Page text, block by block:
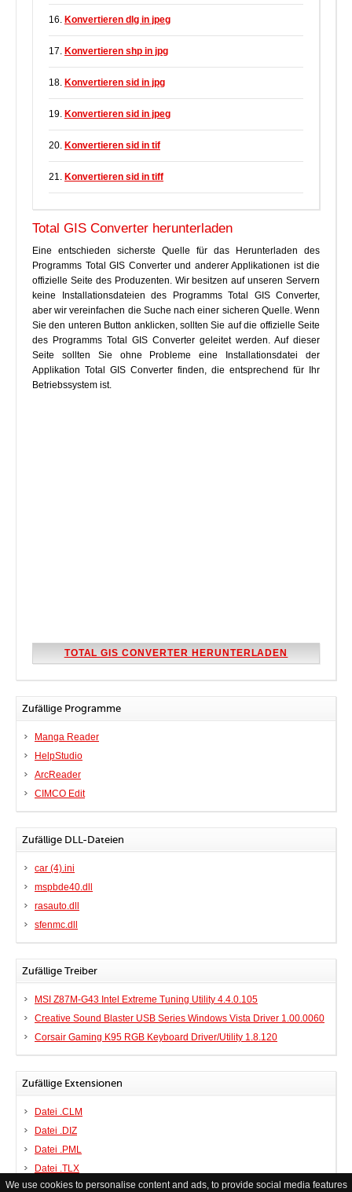
We use cookies to personalise content and ads, to provide social media features
16. Konvertieren dlg in jpeg
17. Konvertieren shp in jpg
18. Konvertieren sid in jpg
19. Konvertieren sid in jpeg
20. Konvertieren sid in tif
21. Konvertieren sid in tiff
Total GIS Converter herunterladen
Eine entschieden sicherste Quelle für das Herunterladen des
Programms Total GIS Converter und anderer Applikationen ist die
offizielle Seite des Produzenten. Wir besitzen auf unseren Servern
keine Installationsdateien des Programms Total GIS Converter,
aber wir vereinfachen die Suche nach einer sicheren Quelle. Wenn
Sie den unteren Button anklicken, sollten Sie auf die offizielle Seite
des Programms Total GIS Converter geleitet werden. Auf dieser
Seite sollten Sie ohne Probleme eine Installationsdatei der
Applikation Total GIS Converter finden, die entsprechend für Ihr
Betriebssystem ist.
TOTAL GIS CONVERTER HERUNTERLADEN
Zufällige Programme
Manga Reader
HelpStudio
ArcReader
CIMCO Edit
Zufällige DLL-Dateien
car (4).ini
mspbde40.dll
rasauto.dll
sfenmc.dll
Zufällige Treiber
MSI Z87M-G43 Intel Extreme Tuning Utility 4.4.0.105
Creative Sound Blaster USB Series Windows Vista Driver 1.00.0060
Corsair Gaming K95 RGB Keyboard Driver/Utility 1.8.120
Zufällige Extensionen
Datei .CLM
Datei .DIZ
Datei .PML
Datei .TLX